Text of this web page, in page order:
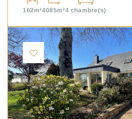
162m²4085m²4 chambre(s)